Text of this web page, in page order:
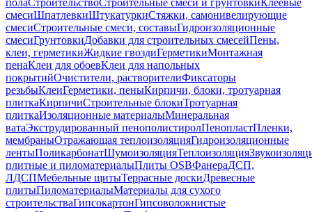
полаСтроительствоСтроительные смеси и грунтовкиКлеевые
смесиШпатлевкиШтукатуркиСтяжки, самонивелирующие
смесиСтроительные смеси, составыГидроизоляционные
смесиГрунтовкиДобавки для строительных смесейПены,
клеи, герметикиЖидкие гвоздиГерметикиМонтажная
пенаКлеи для обоевКлеи для напольных
покрытийОчистители, растворителиФиксаторы
резьбыКлеиГерметики, пеныКирпичи, блоки, тротуарная
плиткаКирпичиСтроительные блокиТротуарная
плиткаИзоляционные материалыМинеральная
ватаЭкструдированный пенополистиролПенопластПленки,
мембраныОтражающая теплоизоляцияГидроизоляционные
лентыПоликарбонатШумоизоляцияТеплоизоляция
плитные и пиломатериалыПлиты OSBФанераДСП,
ЛДСПМебельные щитыТеррасные доскиДревесные
плитыПиломатериалыМатериалы для сухого
строительстваГипсокартонГипсоволокнистые